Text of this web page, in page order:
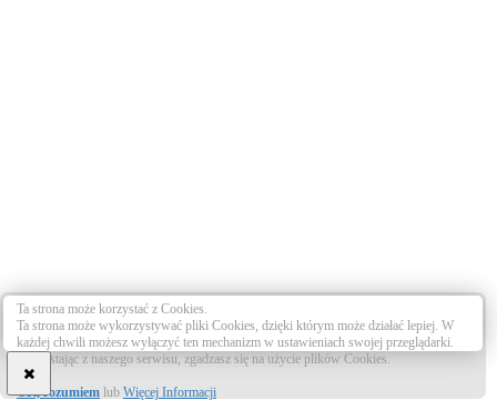
Ta strona może korzystać z Cookies.
Ta strona może wykorzystywać pliki Cookies, dzięki którym może działać lepiej. W
każdej chwili możesz wyłączyć ten mechanizm w ustawieniach swojej przeglądarki.
Korzystając z naszego serwisu, zgadzasz się na użycie plików Cookies.
OK, rozumiem lub Więcej Informacji